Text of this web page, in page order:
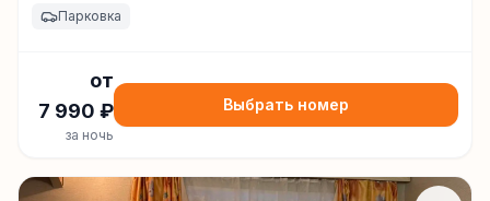
Парковка
от
7 990 ₽
за ночь
Выбрать номер